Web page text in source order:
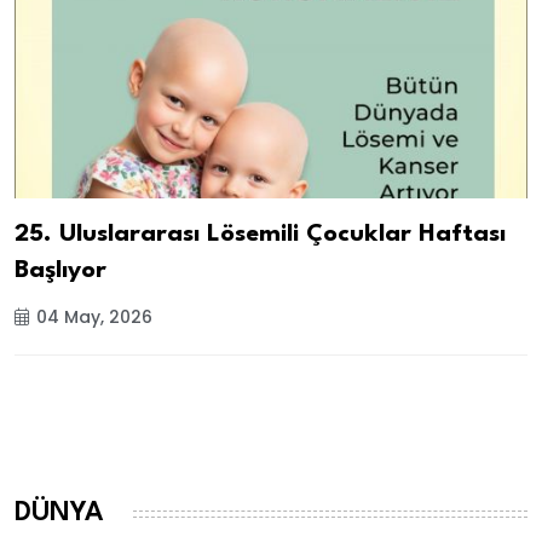
25. Uluslararası Lösemili Çocuklar Haftası
Başlıyor
04 May, 2026
DÜNYA